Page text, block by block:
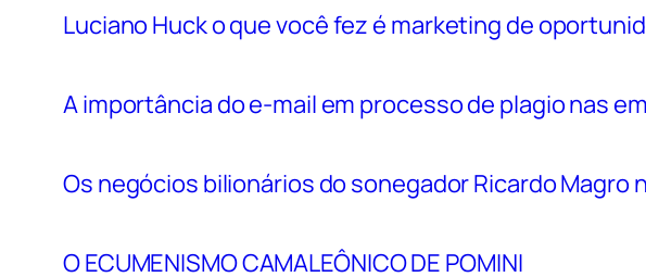
Luciano Huck o que você fez é marketing de
A importância do e-mail em processo de plagio nas
Os negócios bilionários do sonegador Ricardo Magro
O ECUMENISMO CAMALEÔNICO DE POMINI